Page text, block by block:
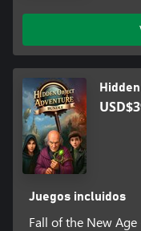
Juegos incluidos
Fall of the New